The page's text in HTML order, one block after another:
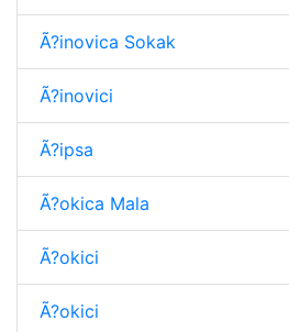
Ã?inovica Sokak
Ã?inovici
Ã?ipsa
Ã?okica Mala
Ã?okici
Ã?okici